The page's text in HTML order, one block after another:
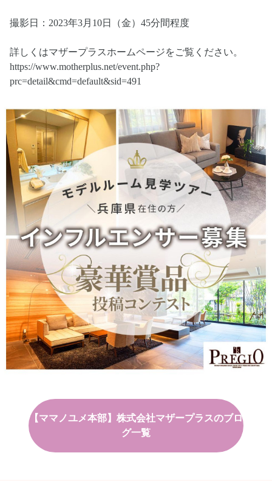
撮影日：2023年3月10日（金）45分間程度
詳しくはマザープラスホームページをご覧ください。
https://www.motherplus.net/event.php?
prc=detail&cmd=default&sid=491
【ママノユメ本部】株式会社マザープラスのブロ
グ一覧